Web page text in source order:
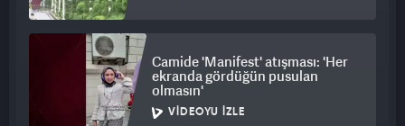
Camide 'Manifest' atışması: 'Her
ekranda gördüğün pusulan
olmasın'
VIDEOYU İZLE